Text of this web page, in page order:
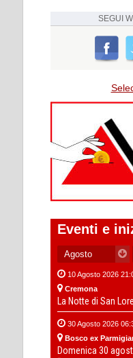
SEGUI
Eventi e
10 Agosto 2026
Cremona
La Notte di San
30 Agosto 2026
Bosco ex
Domenica 30